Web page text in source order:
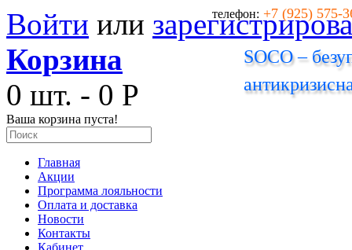
телефон: +7 (925) 575-
Войти или
SOCO –
Корзина
0 шт. - 0 Р
Ваша корзина пуста!
Главная
Акции
Программа лояльности
Оплата и доставка
Новости
Контакты
Кабинет